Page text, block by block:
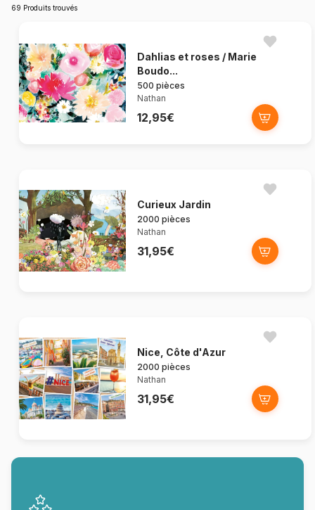
69 Produits trouvés
Dahlias et roses / Marie
Boudo...
500 pièces
Nathan
12,95€
Curieux Jardin
2000 pièces
Nathan
31,95€
Nice, Côte d'Azur
2000 pièces
Nathan
31,95€